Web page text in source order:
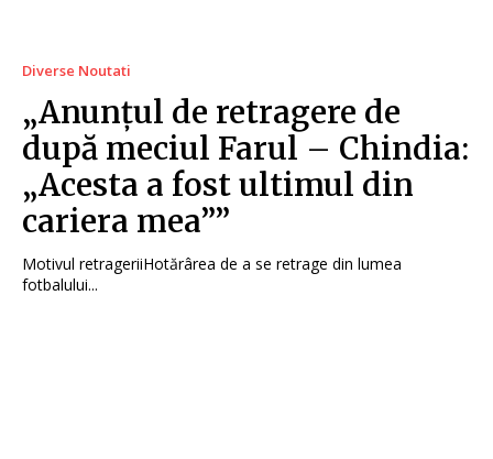
Diverse Noutati
„Anunțul de retragere de
după meciul Farul – Chindia:
„Acesta a fost ultimul din
cariera mea””
Motivul retrageriiHotărârea de a se retrage din lumea
fotbalului...